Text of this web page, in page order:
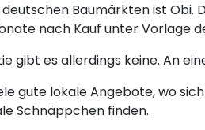
Baumärkten ist Obi.
nach Kauf unter Vorlage
gibt es allerdings keine. An
gute lokale Angebote, wo
Schnäppchen finden.